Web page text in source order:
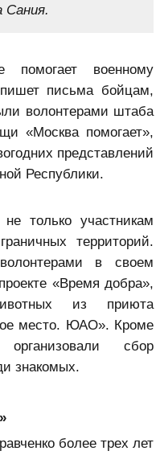
Сания.
военному
письма бойцам,
волонтерами штаба
«Москва помогает»,
представлений
Республики.
только участникам
территорий.
в своем
«Время добра»,
из приюта
место. ЮАО». Кроме
сбор
знакомых.
более трех лет